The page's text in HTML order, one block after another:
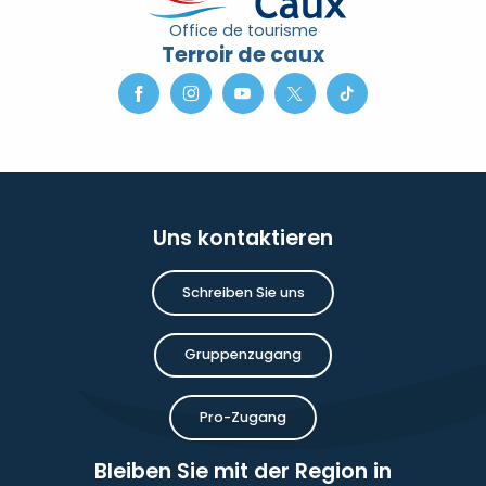
Office de tourisme
Terroir de caux
Uns kontaktieren
Schreiben Sie uns
Gruppenzugang
Pro-Zugang
Bleiben Sie mit der Region in